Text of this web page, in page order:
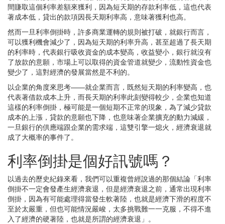
間賺取這個利率差額來獲利，因為短天期的存款利率低，這也代表
著成本低，貸出的款項因長天期利率高，意味著獲利也高。
然而一旦利率倒掛時，許多商業運轉的規則被打破，就銀行而言，
可以獲利機會減少了，因為短天期的利率升高，甚至超過了長天期
的利率時，代表銀行吸收資金的成本變高，收益變小，銀行就沒有
了放款的意願，市場上可以取得的資金管道就變少，流動性資金也
變少了，這對經濟的發展當然是不利的。
以企業的角度來思考——就企業而言，既然短天期的利率變高，也
代表著借款成本上升，而長天期的利率此刻變得較少，企業也知道
這樣的利率倒掛，極可能是一個短期不正常的現象，為了減少貸款
成本的上漲，貸款的意願也下降，也意味著企業擴充的動力減緩，
一旦銀行的供應端跟企業的需求端，這雙引擎一熄火，經濟衰退就
成了大概率的事件了。
利率倒掛是個好訊號嗎？
以過去的歷史紀錄來看，我們可以重複曾經說過的那個結論「利率
倒掛不一定會發產生經濟衰退，但是經濟衰退之前，通常出現利率
倒掛，因為有可能處理得當發生軟著陸，也就是經濟下滑的程度不
至於太嚴重，但也可能情況嚴峻，太多挑戰難一一克服，不得不進
入了經濟的硬著陸，也就是所謂的經濟衰退」。